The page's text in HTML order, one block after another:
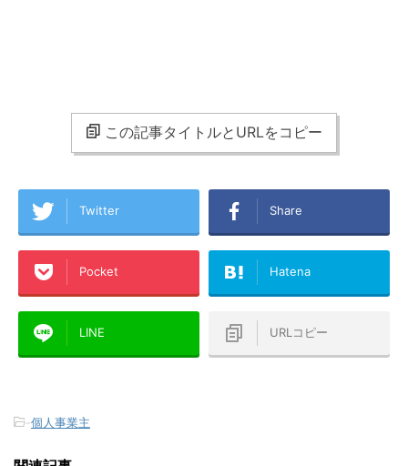
この記事タイトルとURLをコピー
Twitter Share
Pocket Hatena
LINE URLコピー
-個人事業主